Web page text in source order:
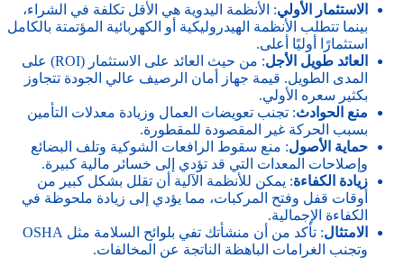
الاستثمار الأولي: الأنظمة اليدوية هي الأقل تكلفة في الشراء،
بينما تتطلب الأنظمة الهيدروليكية أو الكهربائية المؤتمتة بالكامل
استثمارًا أوليًا أعلى.
العائد طويل الأجل
: من حيث العائد على الاستثمار (ROI) على
المدى الطويل. قيمة جهاز أمان الرصيف عالي الجودة تتجاوز
بكثير سعره الأولي.
منع الحوادث: تجنب تعويضات العمال وزيادة معدلات التأمين
بسبب الحركة غير المقصودة للمقطورة.
حماية الأصول: منع سقوط الرافعات الشوكية وتلف البضائع
وإصلاحات المعدات التي قد تؤدي إلى خسائر مالية كبيرة.
زيادة الكفاءة: يمكن للأنظمة الآلية أن تقلل بشكل كبير من
أوقات قفل وفتح المركبات، مما يؤدي إلى زيادة ملحوظة في
الكفاءة الإجمالية.
الامتثال
: تأكد من أن منشأتك تفي بلوائح السلامة مثل OSHA
وتجنب الغرامات الباهظة الناتجة عن المخالفات.